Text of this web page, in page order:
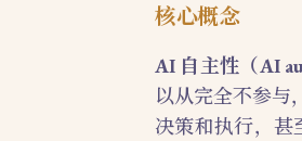
核心概念
AI 自主性（AI
以从完全不参与
决策和执行，